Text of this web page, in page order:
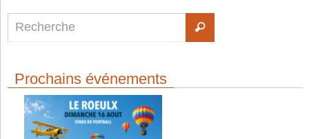
Prochains événements